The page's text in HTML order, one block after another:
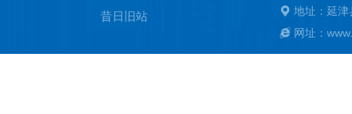
昔日旧站
地址：延
网址：